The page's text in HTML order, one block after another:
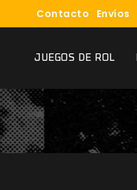
Contacto Envíos
JUEGOS DE ROL